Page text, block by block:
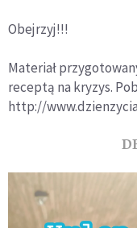
Obejrzyj!!!
Materiał
receptą na kryzys.
http://